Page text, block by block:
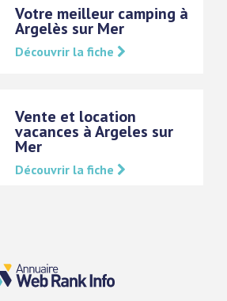
Votre meilleur camping à
Argelès sur Mer
Découvrir la fiche
Vente et location
vacances à Argeles sur
Mer
Découvrir la fiche